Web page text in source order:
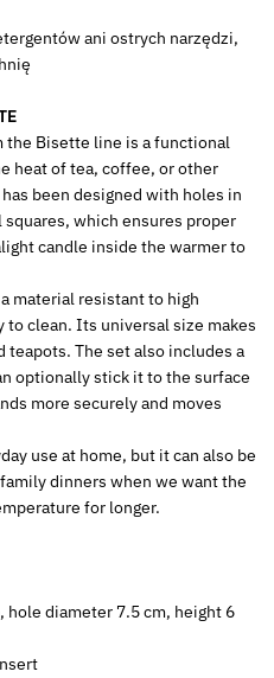
ani ostrych narzędzi,
the Bisette line is a functional
heat of tea, coffee, or other
been designed with holes in
squares, which ensures proper
candle inside the warmer to
material resistant to high
clean. Its universal size makes
The set also includes a
optionally stick it to the surface
more securely and moves
use at home, but it can also be
dinners when we want the
for longer.
diameter 7.5 cm, height 6